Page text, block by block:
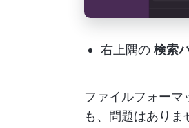
右上隅の 検索
ファイルフォー
も、問題はありま